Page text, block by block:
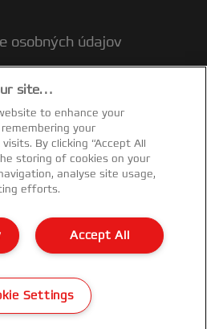
osobných údajov
obalov
site…
to enhance your
your
By clicking “Accept All
storing of cookies on your
analyse site usage,
efforts.
Accept All
Settings